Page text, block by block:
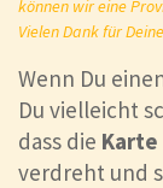
können wir eine
Vielen Dank für
Wenn Du
Du vielleicht
dass die
verdreht und